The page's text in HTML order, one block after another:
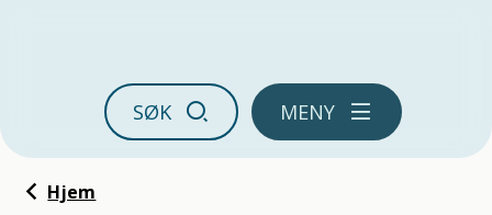
SØK MENY
Du er her:
Hjem